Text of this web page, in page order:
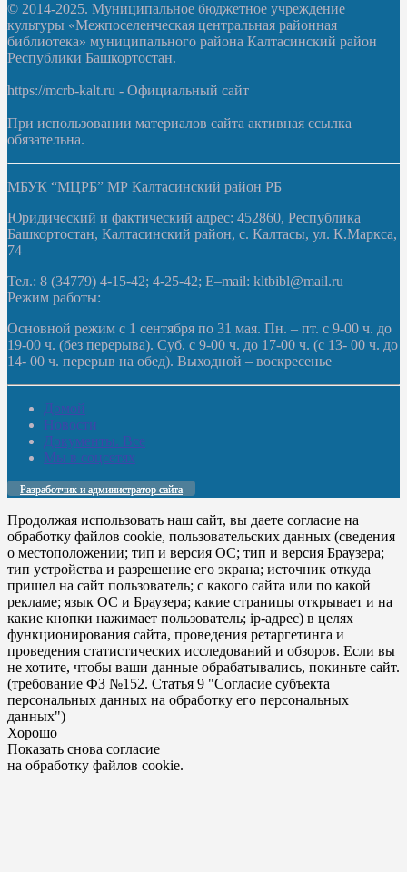
© 2014-2025. Муниципальное бюджетное учреждение
культуры «Межпоселенческая центральная районная
библиотека» муниципального района Калтасинский район
Республики Башкортостан.
https://mcrb-kalt.ru - Официальный сайт
При использовании материалов сайта активная ссылка
обязательна.
МБУК “МЦРБ” МР Калтасинский район РБ
Юридический и фактический адрес: 452860, Республика
Башкортостан, Калтасинский район, с. Калтасы, ул. К.Маркса,
74
Тел.: 8 (34779) 4-15-42; 4-25-42; E–mail: kltbibl@mail.ru
Режим работы:
Основной режим с 1 сентября по 31 мая. Пн. – пт. с 9-00 ч. до
19-00 ч. (без перерыва). Суб. с 9-00 ч. до 17-00 ч. (с 13- 00 ч. до
14- 00 ч. перерыв на обед). Выходной – воскресенье
Домой
Новости
Документы. Все
Мы в соцсетях
Разработчик и администратор сайта
Продолжая использовать наш сайт, вы даете согласие на
обработку файлов cookie, пользовательских данных (сведения
о местоположении; тип и версия ОС; тип и версия Браузера;
тип устройства и разрешение его экрана; источник откуда
пришел на сайт пользователь; с какого сайта или по какой
рекламе; язык ОС и Браузера; какие страницы открывает и на
какие кнопки нажимает пользователь; ip-адрес) в целях
функционирования сайта, проведения ретаргетинга и
проведения статистических исследований и обзоров. Если вы
не хотите, чтобы ваши данные обрабатывались, покиньте сайт.
(требование ФЗ №152. Статья 9 "Согласие субъекта
персональных данных на обработку его персональных
данных")
Хорошо
Показать снова согласие
на обработку файлов cookie.